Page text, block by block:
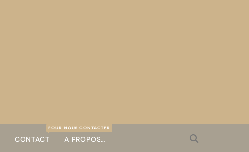
CONTACT
POUR NOUS CONTACTER
A PROPOS…